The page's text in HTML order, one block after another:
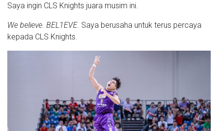
Saya ingin CLS Knights juara musim ini.
We believe. BEL1EVE. Saya berusaha untuk terus percaya
kepada CLS Knights.